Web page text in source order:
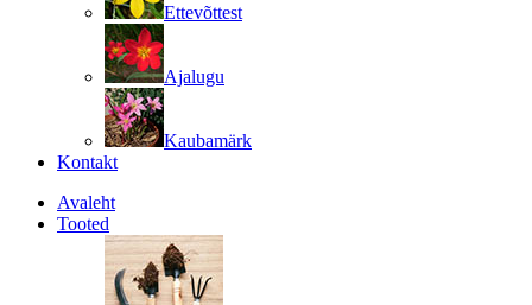
Ettevõttest
Ajalugu
Kaubamärk
Kontakt
Avaleht
Tooted